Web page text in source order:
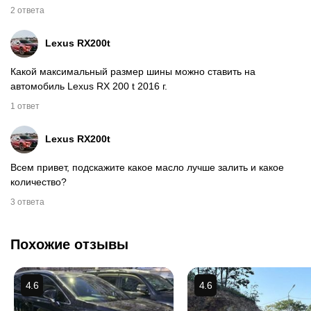
2 ответа
Lexus RX200t
Какой максимальный размер шины можно ставить на
автомобиль Lexus RX 200 t 2016 г.
1 ответ
Lexus RX200t
Всем привет, подскажите какое масло лучше залить и какое
количество?
3 ответа
Похожие отзывы
4.6 4.6